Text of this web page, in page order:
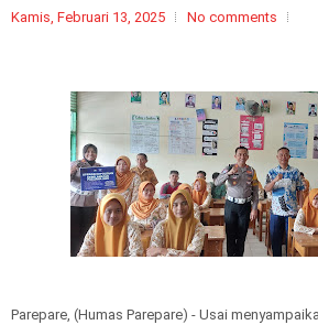
Kamis, Februari 13, 2025 No comments
Parepare, (Humas Parepare) - Usai